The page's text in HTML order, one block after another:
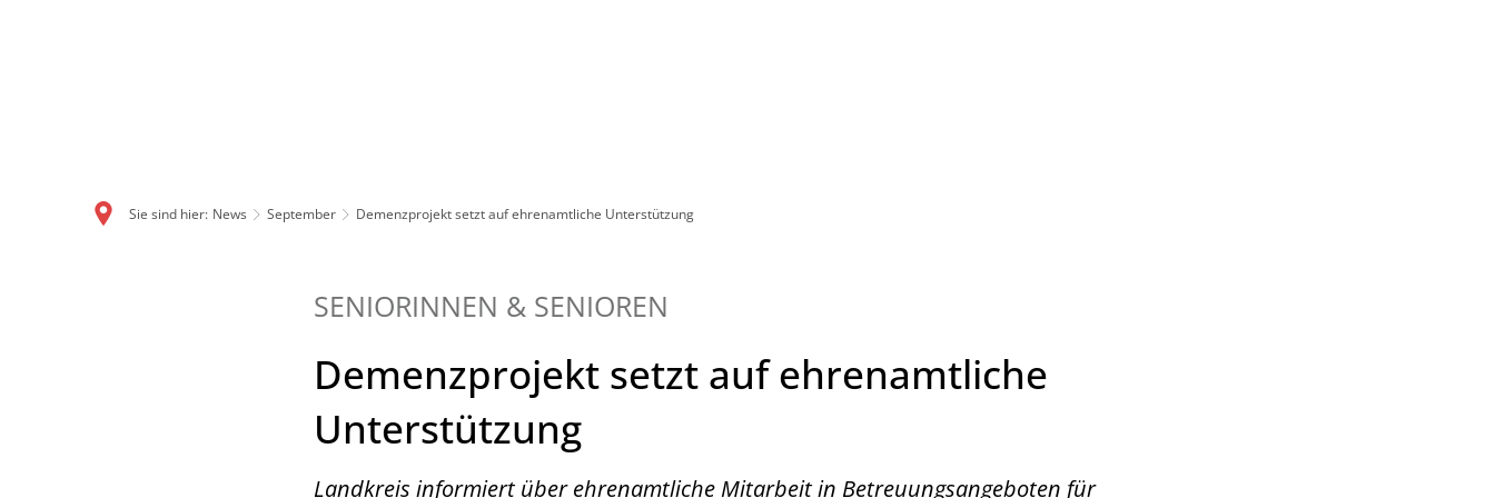
Sie sind hier: News September Demenzprojekt setzt auf ehrenamtliche Unterstützung
SENIORINNEN & SENIOREN
Demenzprojekt setzt auf ehrenamtliche
Unterstützung
Landkreis informiert über ehrenamtliche Mitarbeit in Betreuungsangeboten für